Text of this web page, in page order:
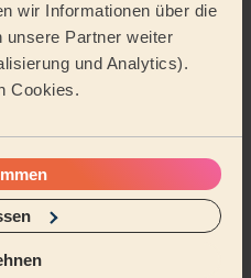
wir Informationen über die
unsere Partner weiter
und Analytics).
Cookies.
in der Nähe